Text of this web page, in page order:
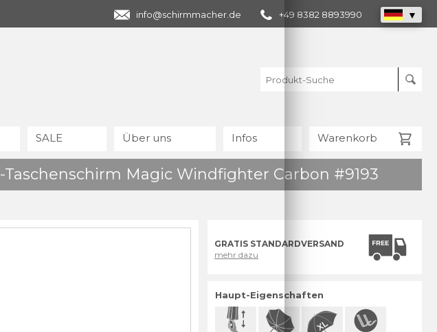
info@schirmmacher.de +49 8382 8893990
SALE Über uns Infos Warenkorb
Magic Windfighter Carbon #9193
GRATIS STANDARDVERSAND
mehr dazu
Haupt-Eigenschaften